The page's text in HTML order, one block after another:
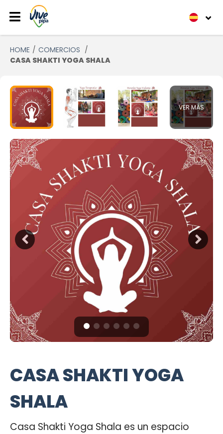
HOME
COMERCIOS
CASA SHAKTI YOGA SHALA
VER MÁS
CASA SHAKTI YOGA
SHALA
Casa Shakti Yoga Shala es un espacio